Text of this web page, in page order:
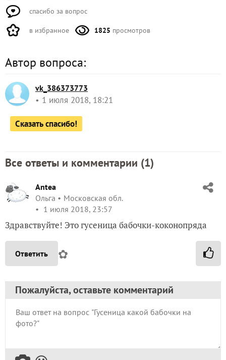
спасибо за вопрос
в избранное 1825 просмотров
Автор вопроса:
vk_386373773
1 июля 2018, 18:21
Сказать спасибо!
Все ответы и комментарии (1)
Antea
Ольга
Московская обл.
1 июля 2018, 23:57
Здравствуйте! Это гусеница бабочки-коконопряда
Ответить ✿
Пожалуйста, оставьте комментарий